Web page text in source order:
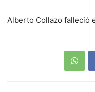
Alberto Collazo falleció